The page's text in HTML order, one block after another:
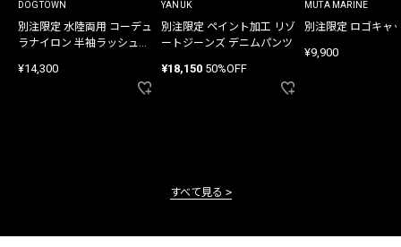
DOGTOWN
別注限定 水陸両用 コーデュ
ラナイロン 半袖ラッシュガ
¥14,300
YANUK
別注限定 ペイント加工 リゾ
ートジーンズ デニムパンツ
¥18,150 50%OFF
MUTA MARINE
別注限定 ロゴキャ
¥9,900
すべて見る